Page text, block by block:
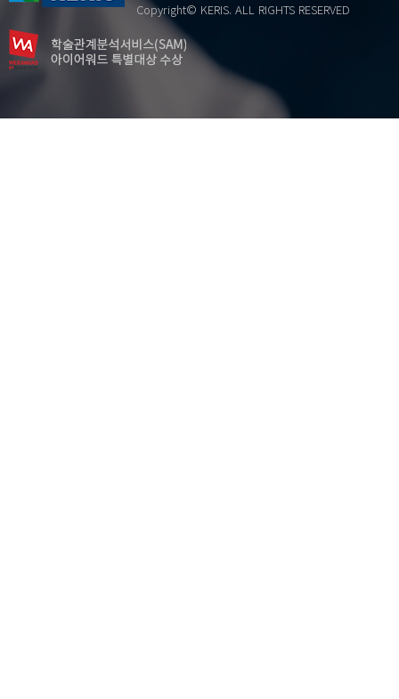
Intangible assets
unlisted companies
감사보수
Copyright© KERIS. ALL RIGHTS RESERVED